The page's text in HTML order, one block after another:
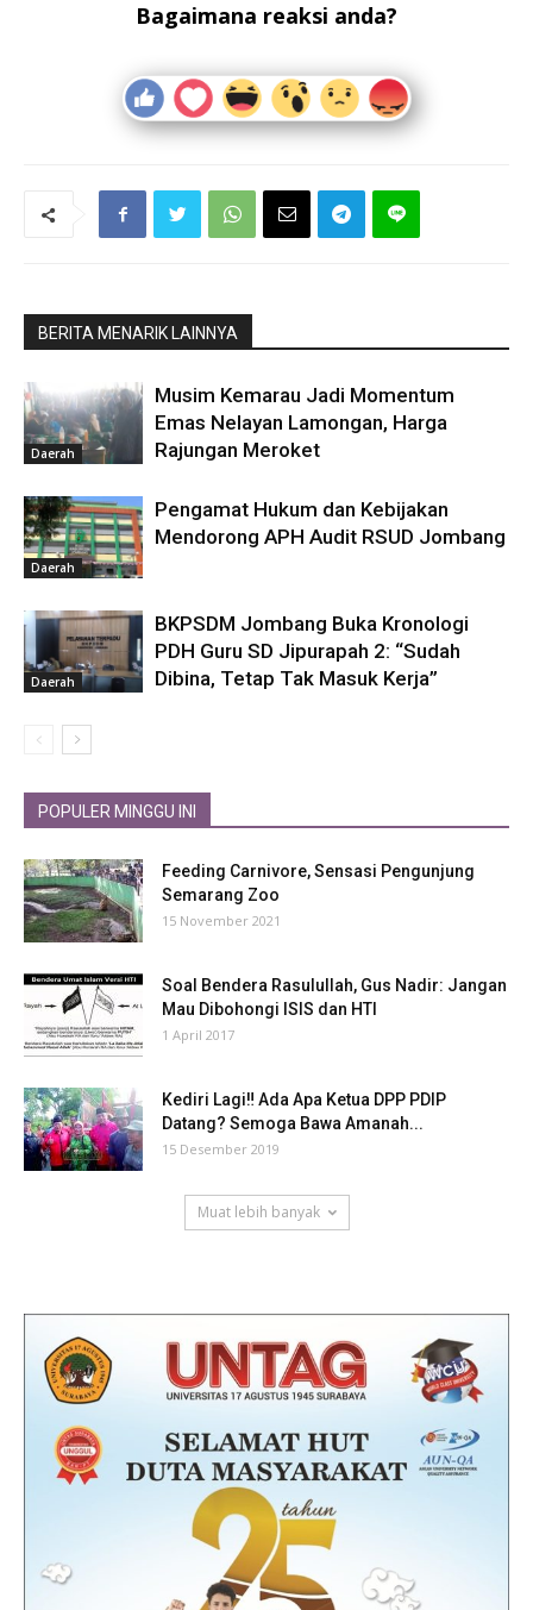
Bagaimana reaksi anda?
BERITA MENARIK LAINNYA
Daerah
Musim Kemarau Jadi Momentum
Emas Nelayan Lamongan, Harga
Rajungan Meroket
Daerah
Pengamat Hukum dan Kebijakan
Mendorong APH Audit RSUD Jombang
Daerah
BKPSDM Jombang Buka Kronologi
PDH Guru SD Jipurapah 2: “Sudah
Dibina, Tetap Tak Masuk Kerja”
POPULER MINGGU INI
Feeding Carnivore, Sensasi Pengunjung
Semarang Zoo
15 November 2021
Soal Bendera Rasulullah, Gus Nadir: Jangan
Mau Dibohongi ISIS dan HTI
1 April 2017
Kediri Lagi‼ Ada Apa Ketua DPP PDIP
Datang? Semoga Bawa Amanah...
15 Desember 2019
Muat lebih banyak